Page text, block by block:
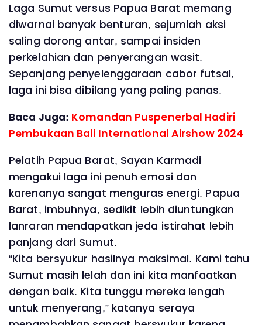
Laga Sumut versus Papua Barat memang
diwarnai banyak benturan, sejumlah aksi
saling dorong antar, sampai insiden
perkelahian dan penyerangan wasit.
Sepanjang penyelenggaraan cabor futsal,
laga ini bisa dibilang yang paling panas.
Baca Juga: Komandan Puspenerbal Hadiri
Pembukaan Bali International Airshow 2024
Pelatih Papua Barat, Sayan Karmadi
mengakui laga ini penuh emosi dan
karenanya sangat menguras energi. Papua
Barat, imbuhnya, sedikit lebih diuntungkan
lanraran mendapatkan jeda istirahat lebih
panjang dari Sumut.
“Kita bersyukur hasilnya maksimal. Kami tahu
Sumut masih lelah dan ini kita manfaatkan
dengan baik. Kita tunggu mereka lengah
untuk menyerang,” katanya seraya